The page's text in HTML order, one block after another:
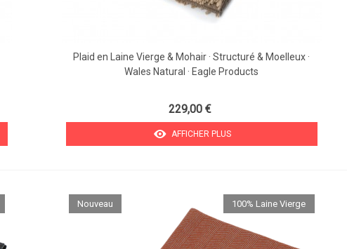
Plaid en Laine Vierge & Mohair · Structuré & Moelleux ·
Wales Natural · Eagle Products
229,00 €
AFFICHER PLUS
Nouveau 100% Laine Vierge